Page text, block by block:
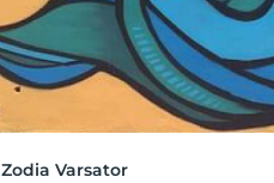
Zodia Varsator